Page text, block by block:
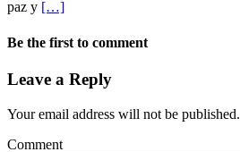
paz y […]
Be the first to comment
Leave a Reply
Your email address will not be published.
Comment